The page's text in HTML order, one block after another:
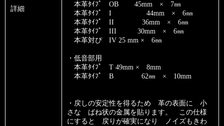
詳細
本革ﾀｲﾌﾟ OB 45mm × 7㎜
本革ﾀｲﾌﾟ I 44mm × 6㎜
本革ﾀｲﾌﾟ II 36mm × 6㎜
本革ﾀｲﾌﾟ III 30mm × 6㎜
本革対ぴ IV 25 mm × 6㎜
・低音部用
本革ﾀｲﾌﾟ T 49mm × 8mm
本革ﾀｲﾌﾟ B 62㎜ × 10mm
・戻しの安定性を得るため 革の表面に 小
さな ばね状の金属を貼ります。 この仕様
にすると 戻りが確実になり ノイズもきわ